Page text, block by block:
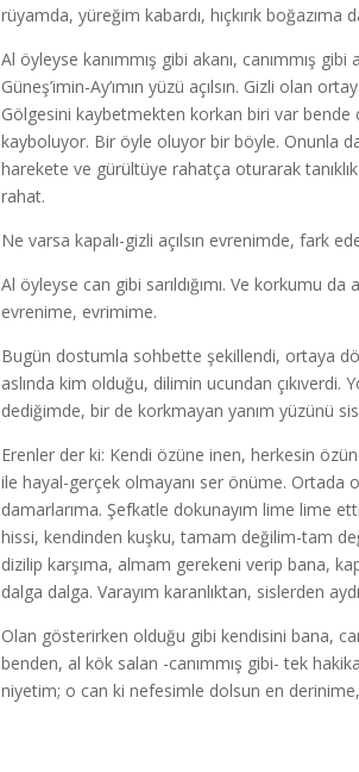
rüyamda, yüreğim kabardı, hıçkırık boğazıma
Al öyleyse kanımmış gibi akanı, canımmış
Güneş’imin-Ay’ımın yüzü açılsın. Gizli olan
Gölgesini kaybetmekten korkan biri var bende
kayboluyor. Bir öyle oluyor bir böyle. Onunla
harekete ve gürültüye rahatça oturarak
rahat.
Ne varsa kapalı-gizli açılsın evrenimde, fark
Al öyleyse can gibi sarıldığımı. Ve korkumu
evrenime, evrimime.
Bugün dostumla sohbette şekillendi, ortaya
aslında kim olduğu, dilimin ucundan çıkıverdi.
dediğimde, bir de korkmayan yanım yüzünü
Erenler der ki: Kendi özüne inen, herkesin
ile hayal-gerçek olmayanı ser önüme. Ortada
damarlarıma. Şefkatle dokunayım lime lime
hissi, kendinden kuşku, tamam değilim-tam
dizilip karşıma, almam gerekeni verip bana,
dalga dalga. Varayım karanlıktan, sislerden
Olan gösterirken olduğu gibi kendisini bana,
benden, al kök salan -canımmış gibi- tek
niyetim; o can ki nefesimle dolsun en